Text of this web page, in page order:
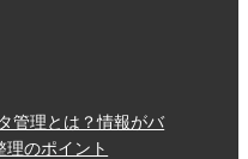
管理とは？情報がバ
理のポイント